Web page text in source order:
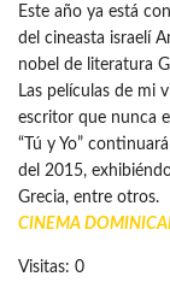
Este año ya está
del cineasta israelí
nobel de literatura
Las películas de mi
escritor que nunca
“Tú y Yo”
del 2015,
Grecia, entre otros.
CINEMA
Visitas: 0